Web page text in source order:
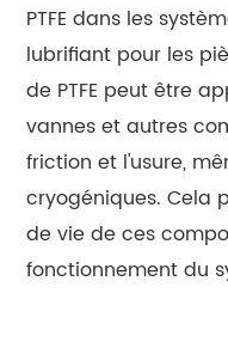
PTFE dans les
lubrifiant pour les
de PTFE peut être
vannes et autres
friction et l'usure,
cryogéniques. Cela
de vie de ces
fonctionnement du